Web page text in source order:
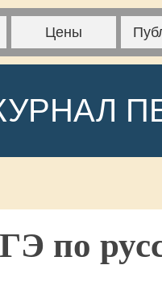
Цены
по